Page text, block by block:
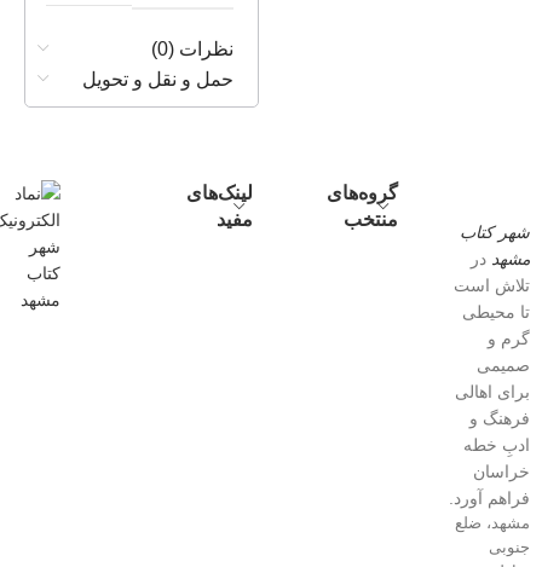
نظرات (0)
حمل و نقل و تحویل
شهر کتاب
مشهد در
تلاش است
تا محیطی
گرم و
صمیمی
برای اهالی
فرهنگ و
ادبِ خطه
خراسان
فراهم آورد.
مشهد، ضلع
جنوبی
گروه‌های
منتخب
لینک‌های
مفید